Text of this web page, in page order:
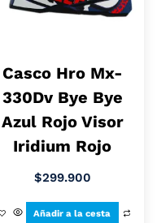
Casco Hro Mx-
330Dv Bye Bye
Azul Rojo Visor
Iridium Rojo
$299.900
Añadir a la cesta